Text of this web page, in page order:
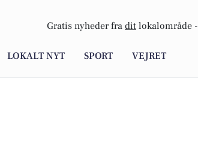
Gratis nyheder fra dit lokalområde -
LOKALT NYT SPORT VEJRET